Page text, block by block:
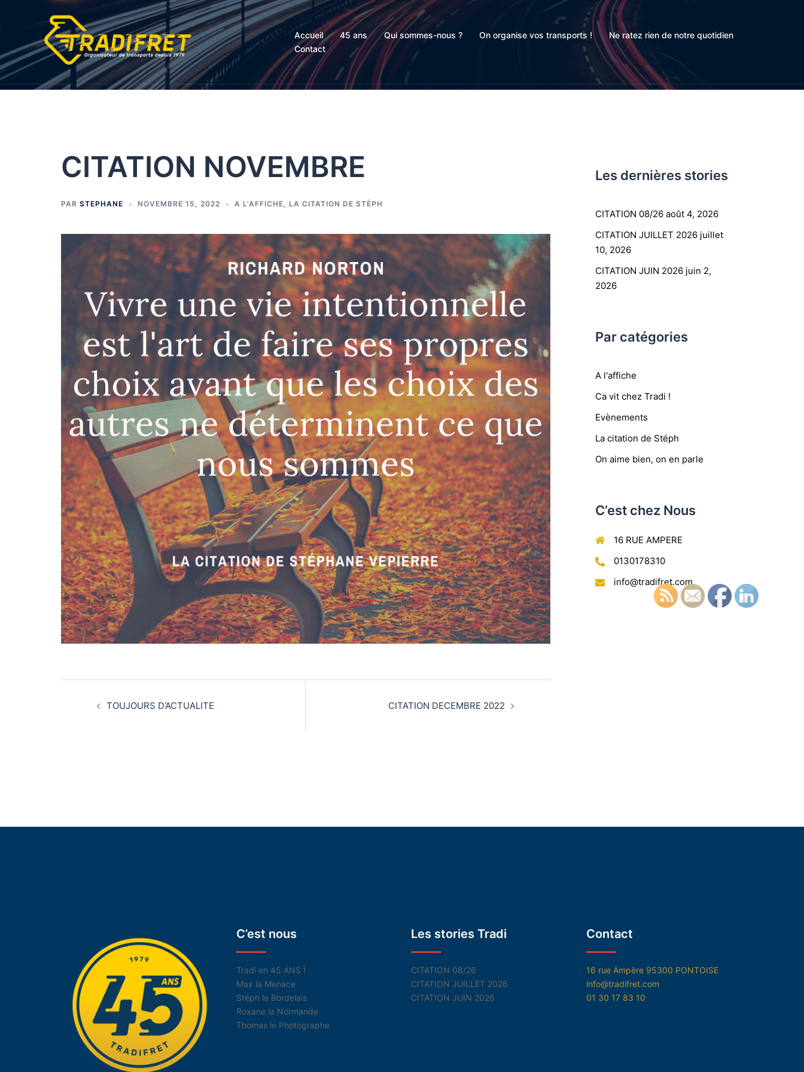
Accueil 45 ans Qui sommes-nous ? On organise vos transports !
Ne ratez rien de notre quotidien
Contact
CITATION NOVEMBRE
PAR STEPHANE NOVEMBRE 15, 2022 A L'AFFICHE, LA CITATION DE STÉPH
TOUJOURS D’ACTUALITE CITATION DECEMBRE 2022
Les dernières stories
CITATION 08/26 août 4, 2026
CITATION JUILLET 2026 juillet
10, 2026
CITATION JUIN 2026 juin 2,
2026
Par catégories
A l'affiche
Ca vit chez Tradi !
Evènements
La citation de Stéph
On aime bien, on en parle
C’est chez Nous
16 RUE AMPERE
0130178310
info@tradifret.com
C’est nous
Tradi en 45 ANS !
Max la Menace
Stéph le Bordelais
Roxane la Normande
Thomas le Photographe
Les stories Tradi
CITATION 08/26
CITATION JUILLET 2026
CITATION JUIN 2026
Contact
16 rue Ampère 95300 PONTOISE
info@tradifret.com
01 30 17 83 10